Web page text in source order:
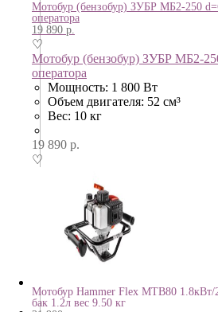
Мотобур (бензобур) ЗУБР МБ2-250
оператора
19 890 р.
♡
Мотобур (бензобур) ЗУБР МБ2-
оператора
Мощность: 1 800 Вт
Объем двигателя: 52 см³
Вес: 10 кг
19 890 р.
♡
Мотобур Hammer Flex MTB80
бак 1.2л вес 9.50 кг